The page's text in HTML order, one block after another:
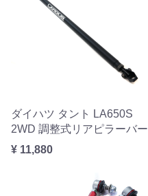
ダイハツ タント LA650S
2WD 調整式リアピラーバー
¥ 11,880